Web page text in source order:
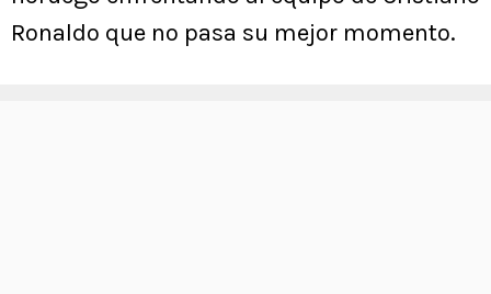
Ronaldo que no pasa su mejor momento.